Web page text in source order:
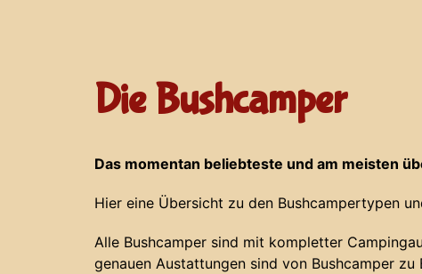
Die Bushcamper
Das momentan beliebteste und am meisten
Hier eine Übersicht zu den Bushcampertypen
Alle Bushcamper sind mit kompletter
genauen Austattungen sind von Bushcamper